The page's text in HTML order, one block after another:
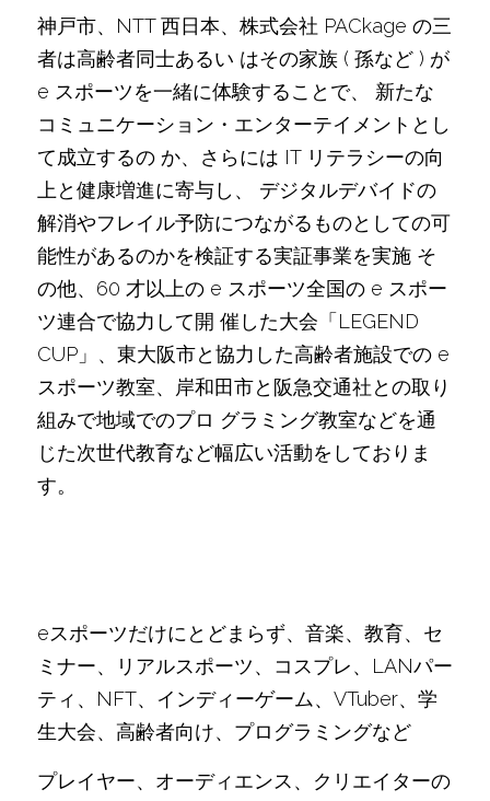
神戸市、NTT 西日本、株式会社 PACkage の三
者は高齢者同士あるい はその家族 ( 孫など ) が
e スポーツを一緒に体験することで、 新たな
コミュニケーション・エンターテイメントとし
て成立するの か、さらには IT リテラシーの向
上と健康増進に寄与し、 デジタルデバイドの
解消やフレイル予防につながるものとしての可
能性があるのかを検証する実証事業を実施 そ
の他、60 才以上の e スポーツ全国の e スポー
ツ連合で協力して開 催した大会「LEGEND
CUP」、東大阪市と協力した高齢者施設での e
スポーツ教室、岸和田市と阪急交通社との取り
組みで地域でのプロ グラミング教室などを通
じた次世代教育など幅広い活動をしておりま
す。
eスポーツだけにとどまらず、音楽、教育、セ
ミナー、リアルスポーツ、コスプレ、LANパー
ティ、NFT、インディーゲーム、VTuber、学
生大会、高齢者向け、プログラミングなど
プレイヤー、オーディエンス、クリエイターの